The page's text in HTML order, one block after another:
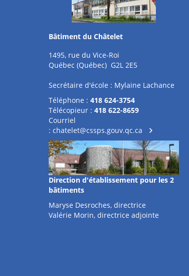
Bâtiment du Châtelet
1495, rue du Vice-Roi
Québec (Québec) G2L 2E5
Secrétaire d'école : Mylaine Lachance
Téléphone : 418 624-3754
Télécopieur : 418 622-8659
Courriel
: chatelet@cssps.gouv.qc.ca
Direction d'établissement pour les 2
bâtiments
Maryse Desroches, directrice
Valérie Morin, directrice adjointe